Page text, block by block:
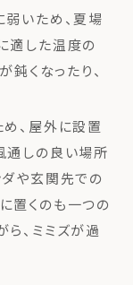
いため、夏場
適した温度の
くなったり、
、屋外に設置
通しの良い場所
や玄関先での
置くのも一つの
、ミミズが過